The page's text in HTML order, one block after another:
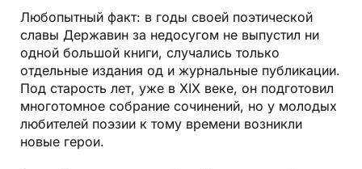
Любопытный факт: в годы своей поэтической
славы Державин за недосугом не выпустил ни
одной большой книги, случались только
отдельные издания од и журнальные публикации.
Под старость лет, уже в ХIХ веке, он подготовил
многотомное собрание сочинений, но у молодых
любителей поэзии к тому времени возникли
новые герои.